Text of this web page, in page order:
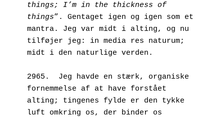
things; I’m in the thickness of
things”. Gentaget igen og igen som et
mantra. Jeg var midt i alting, og nu
tilføjer jeg: in media res naturum;
midt i den naturlige verden.
2965.  Jeg havde en stærk, organiske
fornemmelse af at have forstået
alting; tingenes fylde er den tykke
luft omkring os, der binder os